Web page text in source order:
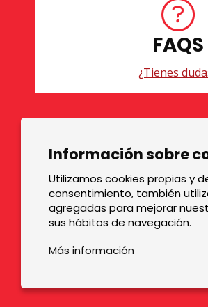
FAQS
¿Tienes
TOP GRUPS TEATRE
La Rambla dels Estudis, 115
08002 Barcelona
Tel. 93 441 39 79
Horario de atención: de lunes a
Información sobre
Utilizamos cookies propias y
consentimiento, también
agregadas para mejorar
sus hábitos de navegación.
Más información